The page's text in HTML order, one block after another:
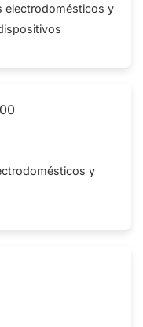
electrodomésticos y
y